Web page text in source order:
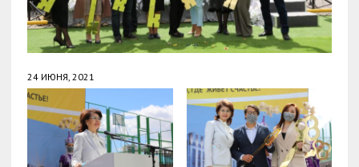
24 ИЮНЯ, 2021